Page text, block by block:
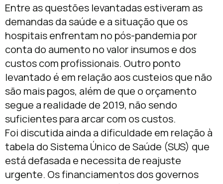
Entre as questões levantadas estiveram as
demandas da saúde e a situação que os
hospitais enfrentam no pós-pandemia por
conta do aumento no valor insumos e dos
custos com profissionais. Outro ponto
levantado é em relação aos custeios que não
são mais pagos, além de que o orçamento
segue a realidade de 2019, não sendo
suficientes para arcar com os custos.
Foi discutida ainda a dificuldade em relação à
tabela do Sistema Único de Saúde (SUS) que
está defasada e necessita de reajuste
urgente. Os financiamentos dos governos